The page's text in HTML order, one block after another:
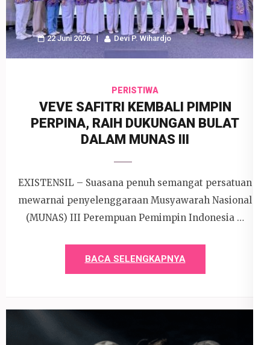
22 Juni 2026 Devi P. Wihardjo
PERISTIWA
VEVE SAFITRI KEMBALI PIMPIN
PERPINA, RAIH DUKUNGAN BULAT
DALAM MUNAS III
EXISTENSIL – Suasana penuh semangat persatuan
mewarnai penyelenggaraan Musyawarah Nasional
(MUNAS) III Perempuan Pemimpin Indonesia …
BACA SELENGKAPNYA